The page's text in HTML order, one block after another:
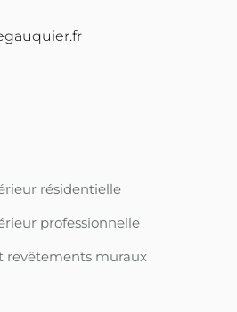
résidentielle
professionnelle
revêtements muraux